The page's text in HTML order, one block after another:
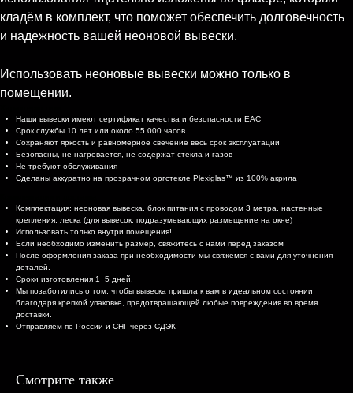
кладём в комплект, что поможет обеспечить долговечность
и надежность вашей неоновой вывески.
Использовать неоновые вывески можно только в
помещении.
Наши вывески имеют сертификат качества и безопасности EAC
Срок службы 10 лет или около 55.000 часов
Сохраняют яркость и равномерное свечение весь срок эксплуатации
Безопасны, не нагревается, не содержат стекла и газов
Не требуют обслуживания
Сделаны аккуратно на прозрачном оргстекле Plexiglas™ из 100% акрила
Комплектация: неоновая вывеска, блок питания с проводом 3 метра, настенные
крепления, леска (для вывесок, подразумевающих размещение на окне)
Использовать только внутри помещения!
Если необходимо изменить размер, свяжитесь с нами перед заказом
После оформления заказа при необходимости мы свяжемся с вами для уточнения
деталей.
Сроки изготовления 1−5 дней.
Мы позаботились о том, чтобы вывеска пришла к вам в идеальном состоянии
благодаря крепкой упаковке, предотвращающей любые повреждения во время
доставки.
Отправляем по России и СНГ через СДЭК
Смотрите также